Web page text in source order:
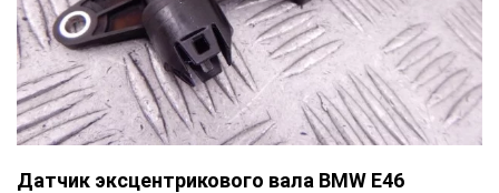
Датчик эксцентрикового вала BMW E46